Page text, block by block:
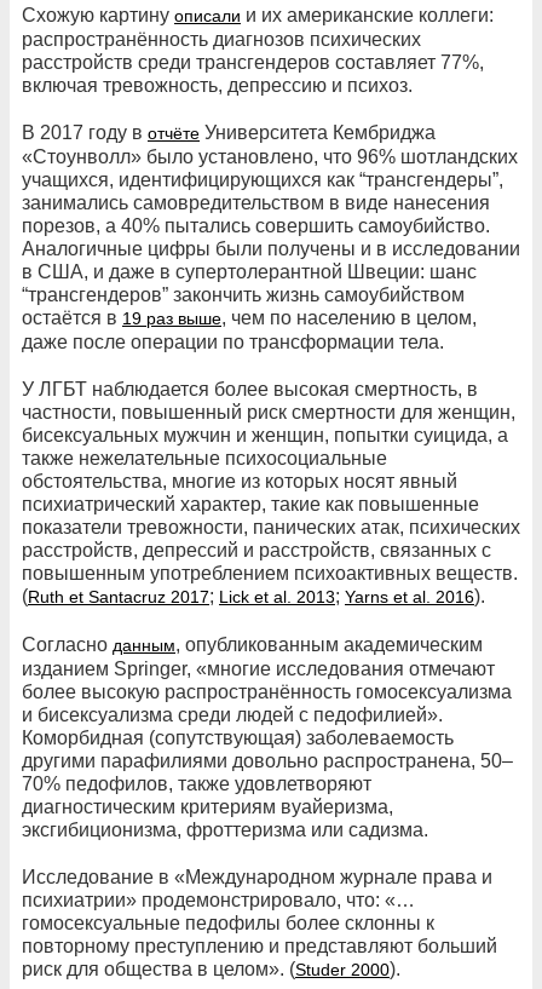
Схожую картину описали и их американские коллеги:
распространённость диагнозов психических
расстройств среди трансгендеров составляет 77%,
включая тревожность, депрессию и психоз.
В 2017 году в отчёте Университета Кембриджа
«Стоунволл» было установлено, что 96% шотландских
учащихся, идентифицирующихся как “трансгендеры”,
занимались самовредительством в виде нанесения
порезов, а 40% пытались совершить самоубийство.
Аналогичные цифры были получены и в исследовании
в США, и даже в супертолерантной Швеции: шанс
“трансгендеров” закончить жизнь самоубийством
остаётся в 19 раз выше, чем по населению в целом,
даже после операции по трансформации тела.
У ЛГБТ наблюдается более высокая смертность, в
частности, повышенный риск смертности для женщин,
бисексуальных мужчин и женщин, попытки суицида, а
также нежелательные психосоциальные
обстоятельства, многие из которых носят явный
психиатрический характер, такие как повышенные
показатели тревожности, панических атак, психических
расстройств, депрессий и расстройств, связанных с
повышенным употреблением психоактивных веществ.
(Ruth et Santacruz 2017; Lick et al. 2013; Yarns et al. 2016).
Согласно данным, опубликованным академическим
изданием Springer, «многие исследования отмечают
более высокую распространённость гомосексуализма
и бисексуализма среди людей с педофилией».
Коморбидная (сопутствующая) заболеваемость
другими парафилиями довольно распространена, 50–
70% педофилов, также удовлетворяют
диагностическим критериям вуайеризма,
эксгибиционизма, фроттеризма или садизма.
Исследование в «Международном журнале права и
психиатрии» продемонстрировало, что: «…
гомосексуальные педофилы более склонны к
повторному преступлению и представляют больший
риск для общества в целом». (Studer 2000).